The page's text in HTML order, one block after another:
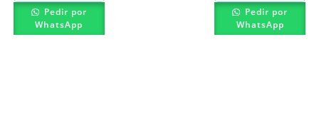
Pedir por
WhatsApp
Pedir por
WhatsApp